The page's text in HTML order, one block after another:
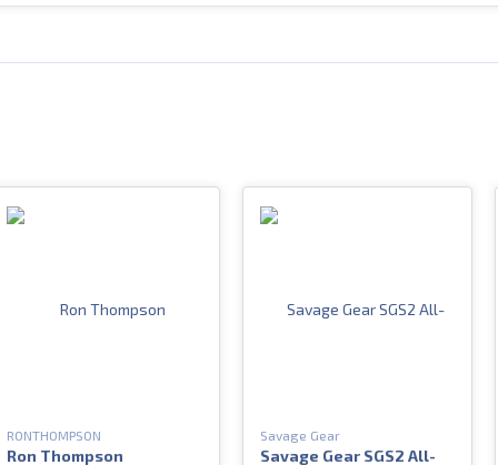
RONTHOMPSON
Ron Thompson
Savage Gear
Savage Gear SGS2 All-